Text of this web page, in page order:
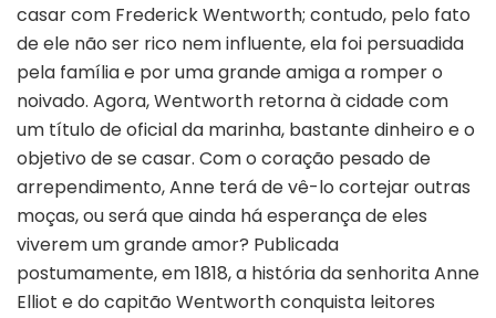
casar com Frederick Wentworth; contudo, pelo fato
de ele não ser rico nem influente, ela foi persuadida
pela família e por uma grande amiga a romper o
noivado. Agora, Wentworth retorna à cidade com
um título de oficial da marinha, bastante dinheiro e o
objetivo de se casar. Com o coração pesado de
arrependimento, Anne terá de vê-lo cortejar outras
moças, ou será que ainda há esperança de eles
viverem um grande amor? Publicada
postumamente, em 1818, a história da senhorita Anne
Elliot e do capitão Wentworth conquista leitores